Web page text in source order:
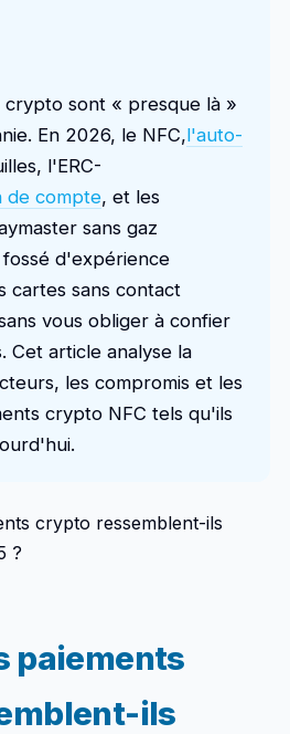
crypto sont « presque là »
En 2026, le NFC,l'auto-
l'ERC-
de compte, et les
sans gaz
d'expérience
cartes sans contact
vous obliger à confier
Cet article analyse la
les compromis et les
crypto NFC tels qu'ils
crypto ressemblent-ils
?
paiements
ils